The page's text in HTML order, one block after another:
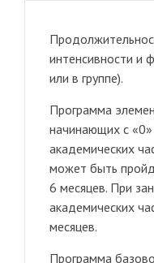
интенсивности и
или в группе).
Программа
начинающих с
академических
может быть
6 месяцев. При
академических
месяцев.
Программа